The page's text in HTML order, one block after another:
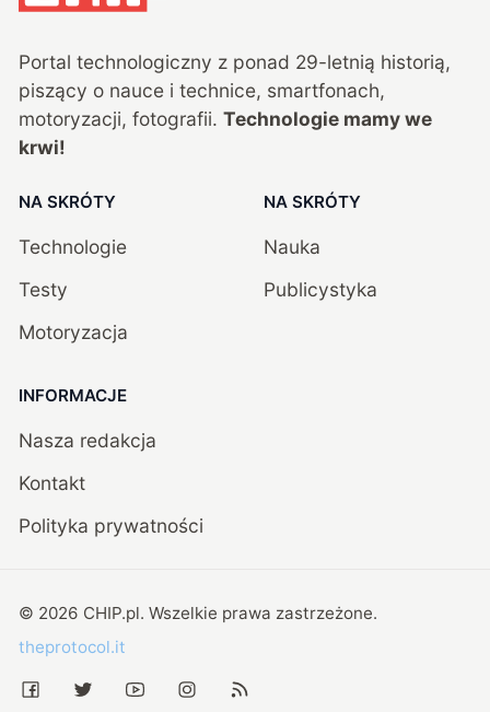
Portal technologiczny z ponad 29-letnią historią,
piszący o nauce i technice, smartfonach,
motoryzacji, fotografii. Technologie mamy we
krwi!
NA SKRÓTY
Technologie
Testy
Motoryzacja
NA SKRÓTY
Nauka
Publicystyka
INFORMACJE
Nasza redakcja
Kontakt
Polityka prywatności
© 2026 CHIP.pl. Wszelkie prawa zastrzeżone.
theprotocol.it